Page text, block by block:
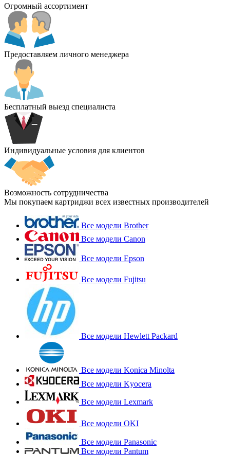
Огромный ассортимент
Предоставляем личного менеджера
Бесплатный выезд специалиста
Индивидуальные условия для клиентов
Возможность сотрудничества
Мы покупаем картриджи всех известных производителей
Все модели Brother
Все модели Canon
Все модели Epson
Все модели Fujitsu
Все модели Hewlett Packard
Все модели Konica Minolta
Все модели Kyocera
Все модели Lexmark
Все модели OKI
Все модели Panasonic
Все модели Pantum